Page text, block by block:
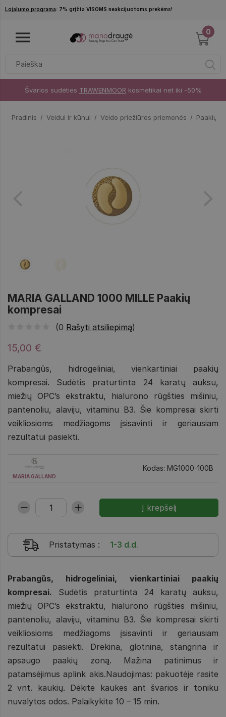
Pereiti į pagrindinį turinį
Lojalumo programa: 7% grįžta VISOMS neakcijuotoms prekėms!
0
Švarios sudėties TRAWENMOOR kosmetikai net iki -50%
Pradinis Veidui ir kūnui Veido priežiūros priemonės Paakių
MARIA GALLAND 1000 MILLE Paakių
kompresai
(0 Rašyti atsiliepimą)
15,00 €
Prabangūs, hidrogeliniai, vienkartiniai paakių
kompresai. Sudėtis praturtinta 24 karatų auksu,
miežių OPC’s ekstraktu, hialurono rūgšties mišiniu,
pantenoliu, alaviju, vitaminu B3. Šie kompresai skirti
veikliosioms medžiagoms įsisavinti ir geriausiam
rezultatui pasiekti.
MARIA GALLAND
Kodas: MG1000-100B
Pristatymas : 1-3 d.d.
Prabangūs, hidrogeliniai, vienkartiniai paakių
kompresai. Sudėtis praturtinta 24 karatų auksu,
miežių OPC’s ekstraktu, hialurono rūgšties mišiniu,
pantenoliu, alaviju, vitaminu B3. Šie kompresai skirti
veikliosioms medžiagoms įsisavinti ir geriausiam
rezultatui pasiekti. Drėkina, glotnina, stangrina ir
apsaugo paakių zoną. Mažina patinimus ir
patamsėjimus aplink akis.Naudojimas: pakuotėje rasite
2 vnt. kaukių. Dėkite kaukes ant švarios ir toniku
nuvalytos odos. Palaikykite 10 – 15 min.